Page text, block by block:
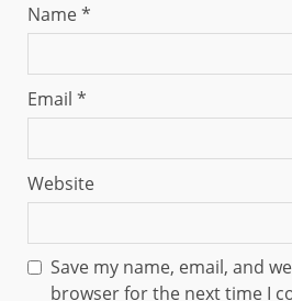
Name*
Email *
Website
Save my name, email, and
browser for the next time I